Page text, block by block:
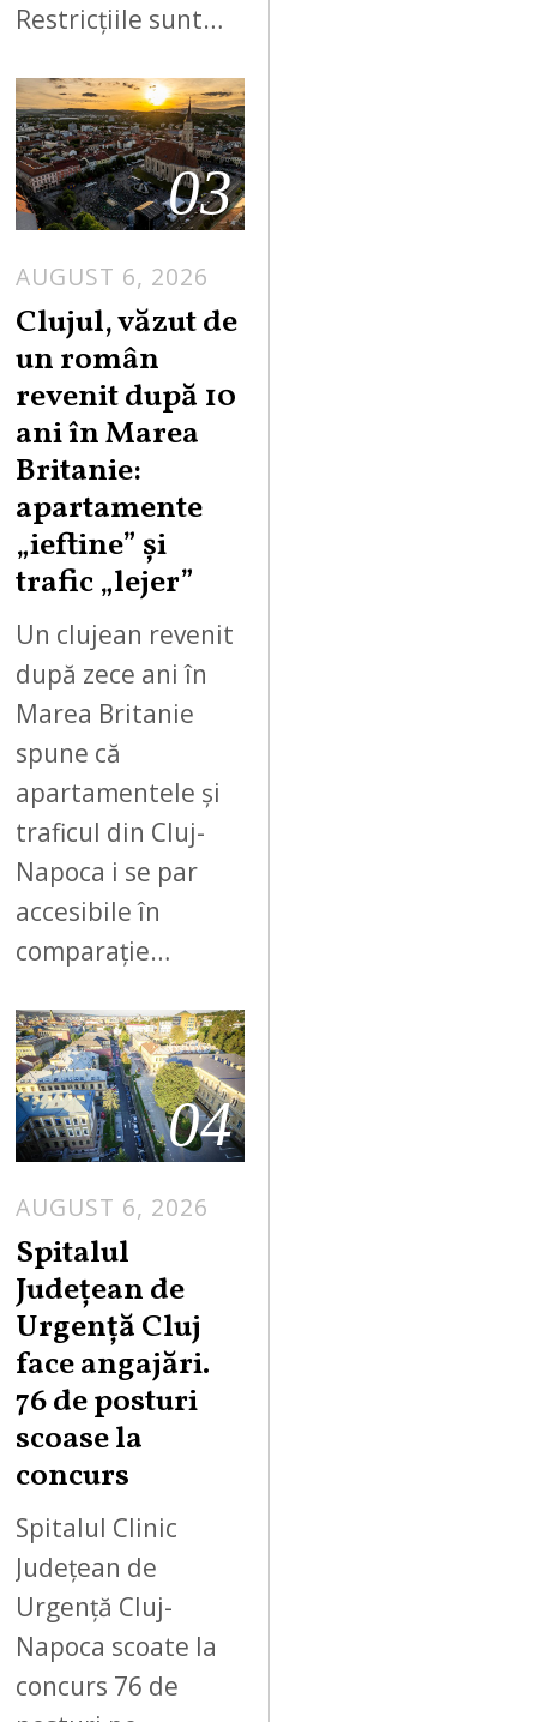
Restricțiile sunt…
03
AUGUST 6, 2026
Clujul, văzut de
un român
revenit după 10
ani în Marea
Britanie:
apartamente
„ieftine” și
trafic „lejer”
Un clujean revenit
după zece ani în
Marea Britanie
spune că
apartamentele și
traficul din Cluj-
Napoca i se par
accesibile în
comparație…
04
AUGUST 6, 2026
Spitalul
Județean de
Urgență Cluj
face angajări.
76 de posturi
scoase la
concurs
Spitalul Clinic
Județean de
Urgență Cluj-
Napoca scoate la
concurs 76 de